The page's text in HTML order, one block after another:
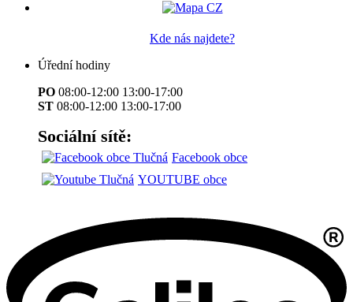
Kde nás najdete?
Úřední hodiny
PO 08:00-12:00 13:00-17:00
ST 08:00-12:00 13:00-17:00
Sociální sítě:
Facebook obce
YOUTUBE obce